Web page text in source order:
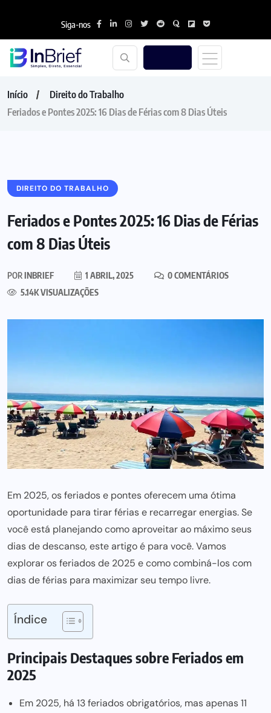
Siga-nos
Início
Direito do Trabalho
Feriados e Pontes 2025: 16 Dias de Férias com 8 Dias Úteis
DIREITO DO TRABALHO
Feriados e Pontes 2025: 16 Dias de Férias
com 8 Dias Úteis
PORINBRIEF 1 ABRIL, 2025
0 COMENTÁRIOS
5.14K VISUALIZAÇÕES
Em 2025, os feriados e pontes oferecem uma ótima
oportunidade para tirar férias e recarregar energias. Se
você está planejando como aproveitar ao máximo seus
dias de descanso, este artigo é para você. Vamos
explorar os feriados de 2025 e como combiná-los com
dias de férias para maximizar seu tempo livre.
Índice
Principais Destaques sobre Feriados em
2025
Em 2025, há 13 feriados obrigatórios, mas apenas 11